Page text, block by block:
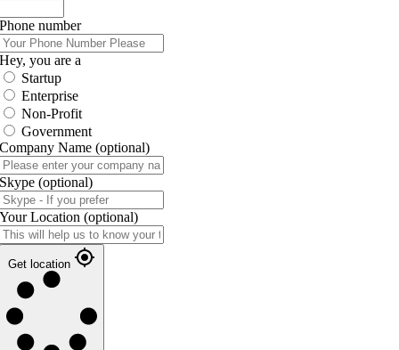
Phone number
Hey, you are a
Startup
Enterprise
Non-Profit
Government
Company Name (optional)
Skype (optional)
Your Location (optional)
Get location